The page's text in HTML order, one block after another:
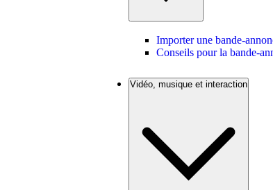
Importer une bande-
Conseils pour la bande-
Vidéo, musique et interaction